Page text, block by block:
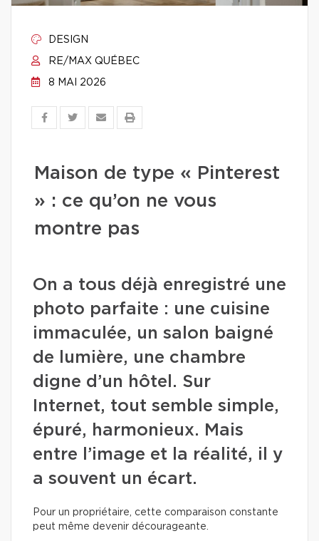
DESIGN
RE/MAX QUÉBEC
8 MAI 2026
Maison de type « Pinterest
» : ce qu’on ne vous
montre pas
On a tous déjà enregistré une
photo parfaite : une cuisine
immaculée, un salon baigné
de lumière, une chambre
digne d’un hôtel. Sur
Internet, tout semble simple,
épuré, harmonieux. Mais
entre l’image et la réalité, il y
a souvent un écart.
Pour un propriétaire, cette comparaison constante
peut même devenir décourageante.